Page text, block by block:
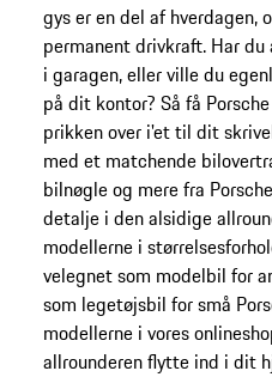
gys er en del af hverdagen,
permanent drivkraft. Har
i garagen, eller ville du
på dit kontor? Så få
prikken over i'et til dit
med et matchende
bilnøgle og mere fra
detalje i den alsidige
modellerne i
velegnet som modelbil for
som legetøjsbil for små
modellerne i vores
allrounderen flytte ind i dit